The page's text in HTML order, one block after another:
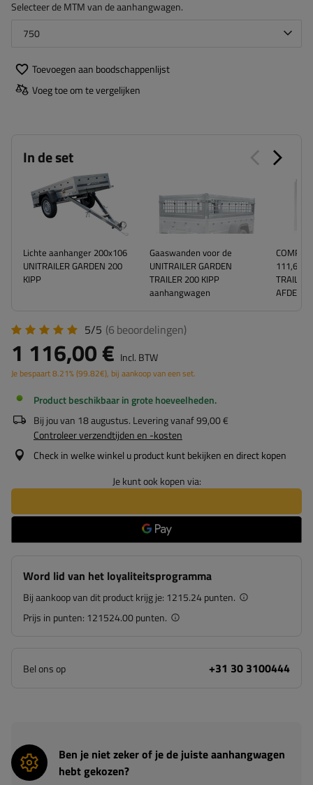
Selecteer de MTM van de aanhangwagen.
750
Toevoegen aan boodschappenlijst
Voeg toe om te vergelijken
In de set
Lichte aanhanger 200x106
UNITRAILER GARDEN 200
KIPP
Gaaswanden voor de
UNITRAILER GARDEN
TRAILER 200 KIPP
aanhangwagen
111,6
TRAILER
5/5 (6 beoordelingen)
1 116,00 € Incl. BTW
Je bespaart8.21%(99.82€), bij aankoop van een set.
Product beschikbaar in grote hoeveelheden
Bij jou van 18 augustus. Levering vanaf99,00 €
Controleer verzendtijden en -kosten
Check in welke winkel u product kunt bekijken en direct kopen
Je kunt ook kopen via:
Word lid van het loyaliteitsprogramma
Bij aankoop van dit product krijg je: 1215.24 punten.
Prijs in punten: 121524.00 punten.
Bel ons op +31 30 3100444
Ben je niet zeker of je de juiste aanhangwagen
hebt gekozen?